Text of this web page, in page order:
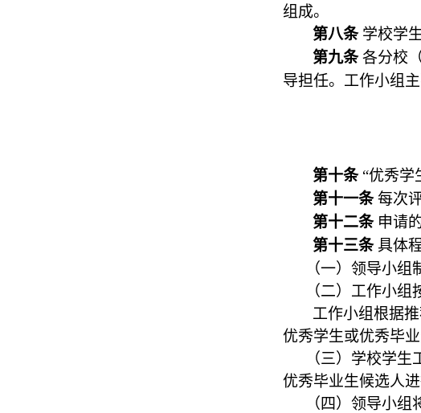
组成。
第八条 学校学
第九条各分校
导担任。工作小组
第十条 “优秀学
第十一条每次
第十二条 申请
第十三条 具体
（一） 领导小组
（二） 工作小组
工作小组根据
优秀学生或优秀毕
（三）学校学生
优秀毕业生候选人进
（四） 领导小组